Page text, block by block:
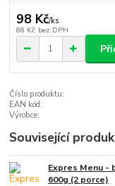
98 Kč/ks
88 Kč bez DPH
Číslo produktu:
EAN kód:
Výrobce:
Související
Expres Menu -
600g (2 porce)